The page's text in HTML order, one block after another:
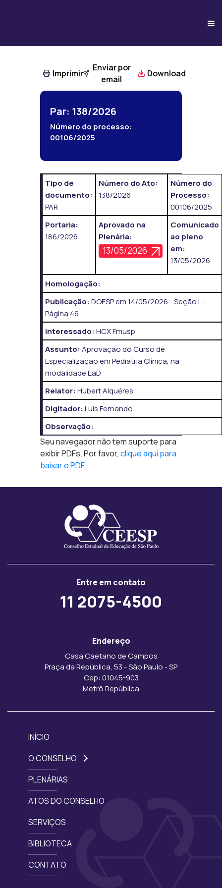
Imprimir
Enviar por
email
Download
Par: 138/2026
Número do processo:
00106/2025
Tipo de
documento:
PAR
Número do Ato:
138/2026
Número do
Processo:
00106/2025
Portaria:
186/2026
Aprovado na
Plenária:
13/05/2026
Comunicado
ao pleno
em:
13/05/2026
Homologação:
Publicação: DOESP em 14/05/2026 - Seção I -
Página 46
Interessado: HCX Fmusp
Assunto: Aprovação do Curso de
Especialização em Pediatria Clínica, na
modalidade EaD
Relator: Hubert Alquéres
Digitador: Luis Fernando
Observação:
Seu navegador não tem suporte para
exibir PDFs. Por favor, clique aqui para
baixar o PDF.
Entre em contato
11 2075-4500
Endereço
Casa Caetano de Campos
Praça da República, 53 - São Paulo - SP
Cep: 01045-903
Metrô República
INÍCIO
O CONSELHO
PLENÁRIAS
ATOS DO CONSELHO
SERVIÇOS
BIBLIOTECA
CONTATO